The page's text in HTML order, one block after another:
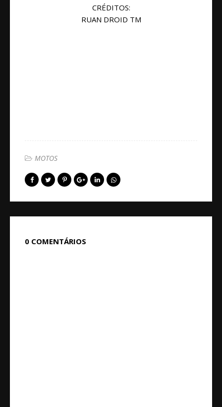
CRÉDITOS:
RUAN DROID TM
MOTOS
0 COMENTÁRIOS